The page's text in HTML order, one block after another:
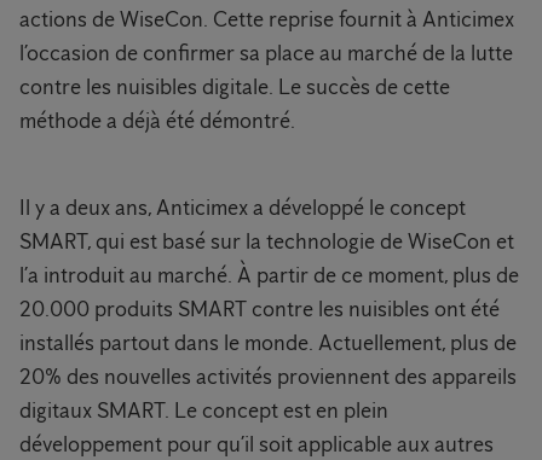
actions de WiseCon. Cette reprise fournit à Anticimex
l’occasion de confirmer sa place au marché de la lutte
contre les nuisibles digitale. Le succès de cette
méthode a déjà été démontré.
Il y a deux ans, Anticimex a développé le concept
SMART, qui est basé sur la technologie de WiseCon et
l’a introduit au marché. À partir de ce moment, plus de
20.000 produits SMART contre les nuisibles ont été
installés partout dans le monde. Actuellement, plus de
20% des nouvelles activités proviennent des appareils
digitaux SMART. Le concept est en plein
développement pour qu’il soit applicable aux autres